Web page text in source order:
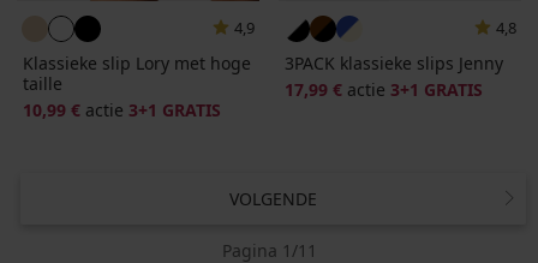
4,9
Klassieke slip Lory met hoge
taille
10,99 € actie 3+1 GRATIS
4,8
3PACK klassieke slips Jenny
17,99 € actie 3+1 GRATIS
VOLGENDE
Pagina 1/11